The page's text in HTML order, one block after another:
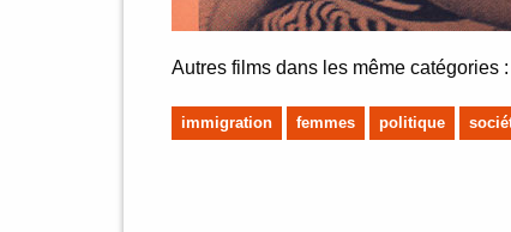
Autres films dans les même catégories :
immigration femmes politique